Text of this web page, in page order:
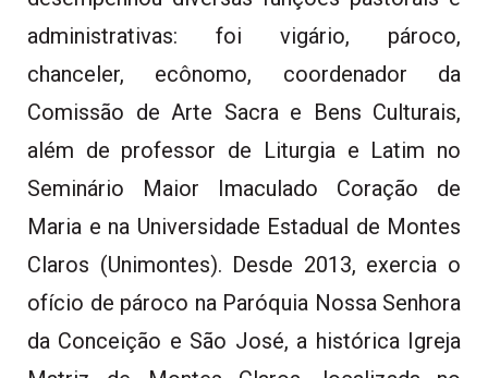
administrativas: foi vigário, pároco,
chanceler, ecônomo, coordenador da
Comissão de Arte Sacra e Bens Culturais,
além de professor de Liturgia e Latim no
Seminário Maior Imaculado Coração de
Maria e na Universidade Estadual de Montes
Claros (Unimontes). Desde 2013, exercia o
ofício de pároco na Paróquia Nossa Senhora
da Conceição e São José, a histórica Igreja